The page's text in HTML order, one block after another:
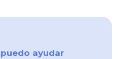
puedo ayudar